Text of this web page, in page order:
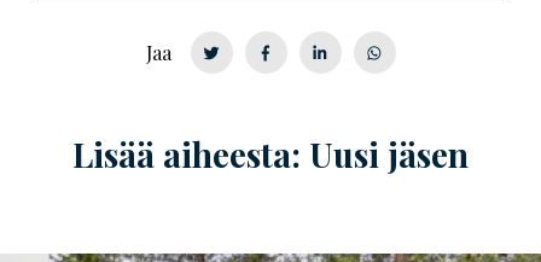
Jaa
Lisää aiheesta: Uusi jäsen